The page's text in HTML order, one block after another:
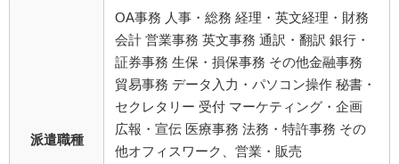
派遣職種
OA事務 人事・総務 経理・英文経理・財務
会計 営業事務 英文事務 通訳・翻訳 銀行・
証券事務 生保・損保事務 その他金融事務
貿易事務 データ入力・パソコン操作 秘書・
セクレタリー 受付 マーケティング・企画
広報・宣伝 医療事務 法務・特許事務 その
他オフィスワーク、営業・販売